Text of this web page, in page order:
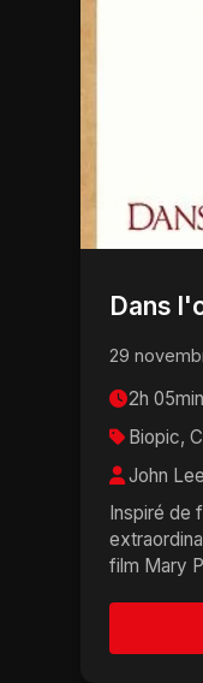
29
2h 05min
Biopic,
John
Inspiré de
film Mary